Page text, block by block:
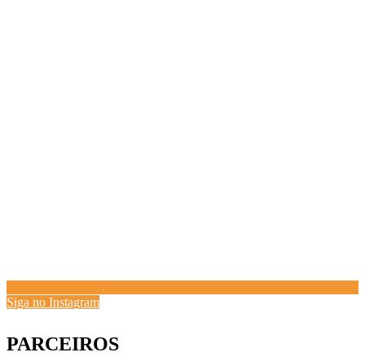
Siga no Instagram
PARCEIROS